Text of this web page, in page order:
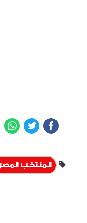
Facebook
Twitter
المنتخب